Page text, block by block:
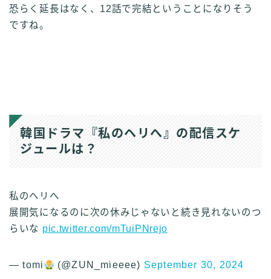
恐らく延長はなく、12話で完結ということになりそう
ですね。
韓国ドラマ『私のヘリへ』の配信スケ
ジュールは？
私のヘリへ
展開気になるのに次の休みじゃないと続き見れないのつ
らいな pic.twitter.com/mTuiPNrejo
— tomi (@ZUN_mieeee) September 30, 2024